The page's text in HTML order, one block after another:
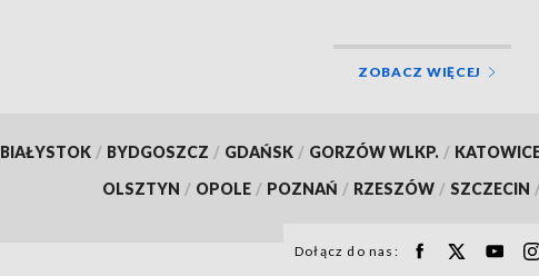
ZOBACZ WIĘCEJ
BIAŁYSTOK / BYDGOSZCZ / GDAŃSK / GORZÓW WLKP. /
OLSZTYN / OPOLE / POZNAŃ / RZESZÓW / SZCZECIN
Dołącz do nas: